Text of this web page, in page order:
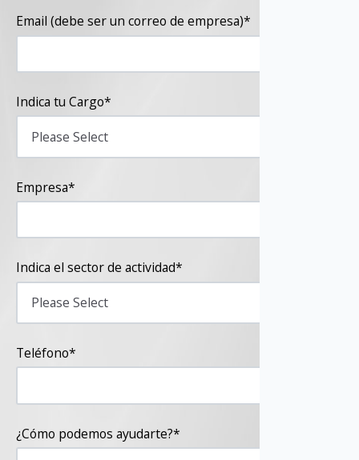
Email (debe ser un correo de empresa)*
Indica tu Cargo*
Empresa*
Indica el sector de actividad*
Teléfono*
¿Cómo podemos ayudarte?*